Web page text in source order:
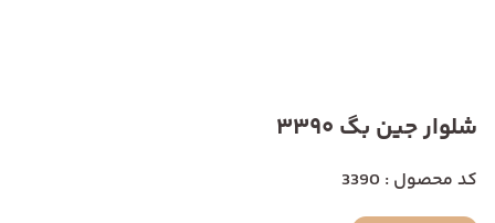
شلوار جین بگ 3390
کد محصول : 3390